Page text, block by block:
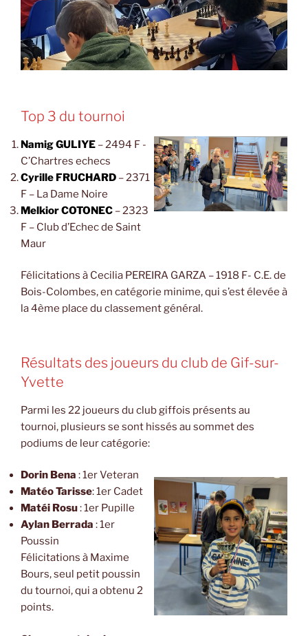
Top 3 du tournoi
Namig GULIYE – 2494 F -
C’Chartres echecs
Cyrille FRUCHARD – 2371
F – La Dame Noire
Melkior COTONEC – 2323
F – Club d’Echec de Saint
Maur
Félicitations à Cecilia PEREIRA GARZA – 1918 F- C.E. de
Bois-Colombes, en catégorie minime, qui s’est élevée à
la 4ème place du classement général.
Résultats des joueurs du club de Gif-sur-
Yvette
Parmi les 22 joueurs du club giffois présents au
tournoi, plusieurs se sont hissés au sommet des
podiums de leur catégorie:
Dorin Bena : 1er Veteran
Matéo Tarisse: 1er Cadet
Matéi Rosu: 1er Pupille
Aylan Berrada : 1er
Poussin
Félicitations à Maxime
Bours, seul petit poussin
du tournoi, qui a obtenu 2
points.